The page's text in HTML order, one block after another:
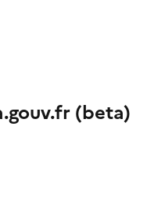
(beta)